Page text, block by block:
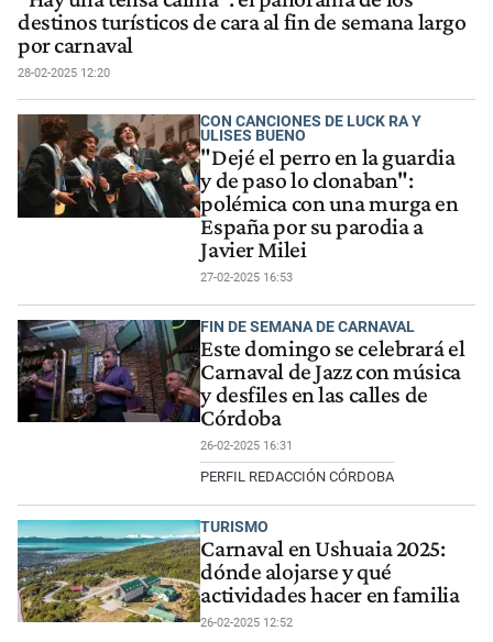
destinos turísticos de cara al fin de semana largo
por carnaval
28-02-2025 12:20
CON CANCIONES DE LUCK RA Y
ULISES BUENO
"Dejé el perro en la guardia
y de paso lo clonaban":
polémica con una murga en
España por su parodia a
Javier Milei
27-02-2025 16:53
FIN DE SEMANA DE CARNAVAL
Este domingo se celebrará el
Carnaval de Jazz con música
y desfiles en las calles de
Córdoba
26-02-2025 16:31
PERFIL REDACCIÓN CÓRDOBA
TURISMO
Carnaval en Ushuaia 2025:
dónde alojarse y qué
actividades hacer en familia
26-02-2025 12:52